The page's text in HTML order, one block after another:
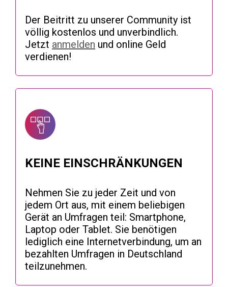
Der Beitritt zu unserer Community ist
völlig kostenlos und unverbindlich.
Jetzt anmelden und online Geld
verdienen!
KEINE EINSCHRÄNKUNGEN
Nehmen Sie zu jeder Zeit und von
jedem Ort aus, mit einem beliebigen
Gerät an Umfragen teil: Smartphone,
Laptop oder Tablet. Sie benötigen
lediglich eine Internetverbindung, um an
bezahlten Umfragen in Deutschland
teilzunehmen.